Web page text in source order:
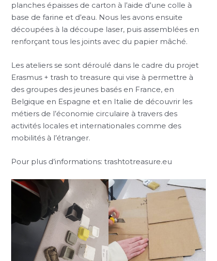
planches épaisses de carton à l’aide d’une colle à
base de farine et d’eau. Nous les avons ensuite
découpées à la découpe laser, puis assemblées en
renforçant tous les joints avec du papier mâché.
Les ateliers se sont déroulé dans le cadre du projet
Erasmus + trash to treasure qui vise à permettre à
des groupes des jeunes basés en France, en
Belgique en Espagne et en Italie de découvrir les
métiers de l’économie circulaire à travers des
activités locales et internationales comme des
mobilités à l’étranger.
Pour plus d’informations: trashtotreasure.eu